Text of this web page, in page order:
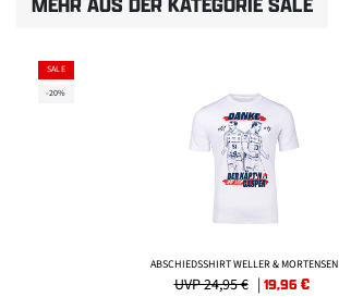
SALE
-20%
ABSCHIEDSSHIRT WELLER & MORTENSEN
UVP 24,95 € |19,96 €